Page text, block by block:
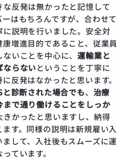
反発は無かったと記憶して
はもちろんですが、合わせて
に説明を行いました。安全対
増進目的であること、従業員
ないことを中心に、運輸業と
ならないということを丁寧に
反発はなかったと思います。
と診断された場合でも、 治療
まで通り働けることをしっか
きかったと思いますし、納得
ます。同様の説明は新規雇い入
して、入社後もスムーズに運
ています。